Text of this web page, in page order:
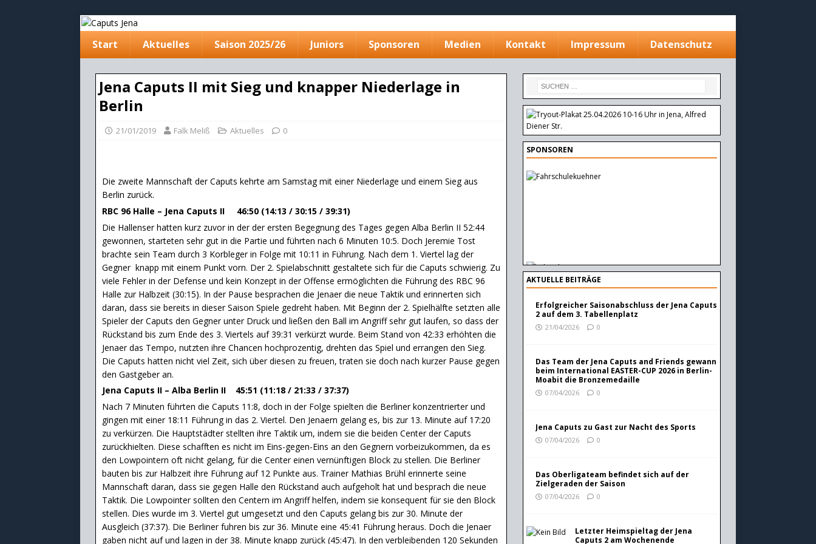
Start Aktuelles Saison 2025/26 Juniors Sponsoren Medien Kontakt Impressum Datenschutz
Jena Caputs II mit Sieg und knapper Niederlage in
Berlin
21/01/2019 Falk Meliß Aktuelles 0
Die zweite Mannschaft der Caputs kehrte am Samstag mit einer Niederlage und einem Sieg aus
Berlin zurück.
RBC 96 Halle – Jena Caputs II 46:50 (14:13 / 30:15 / 39:31)
Die Hallenser hatten kurz zuvor in der der ersten Begegnung des Tages gegen Alba Berlin II 52:44
gewonnen, starteten sehr gut in die Partie und führten nach 6 Minuten 10:5. Doch Jeremie Tost
brachte sein Team durch 3 Korbleger in Folge mit 10:11 in Führung. Nach dem 1. Viertel lag der
Gegner knapp mit einem Punkt vorn. Der 2. Spielabschnitt gestaltete sich für die Caputs schwierig. Zu
viele Fehler in der Defense und kein Konzept in der Offense ermöglichten die Führung des RBC 96
Halle zur Halbzeit (30:15). In der Pause besprachen die Jenaer die neue Taktik und erinnerten sich
daran, dass sie bereits in dieser Saison Spiele gedreht haben. Mit Beginn der 2. Spielhälfte setzten alle
Spieler der Caputs den Gegner unter Druck und ließen den Ball im Angriff sehr gut laufen, so dass der
Rückstand bis zum Ende des 3. Viertels auf 39:31 verkürzt wurde. Beim Stand von 42:33 erhöhten die
Jenaer das Tempo, nutzten ihre Chancen hochprozentig, drehten das Spiel und errangen den Sieg.
Die Caputs hatten nicht viel Zeit, sich über diesen zu freuen, traten sie doch nach kurzer Pause gegen
den Gastgeber an.
Jena Caputs II – Alba Berlin II 45:51 (11:18 / 21:33 / 37:37)
Nach 7 Minuten führten die Caputs 11:8, doch in der Folge spielten die Berliner konzentrierter und
gingen mit einer 18:11 Führung in das 2. Viertel. Den Jenaern gelang es, bis zur 13. Minute auf 17:20
zu verkürzen. Die Hauptstädter stellten ihre Taktik um, indem sie die beiden Center der Caputs
zurückhielten. Diese schafften es nicht im Eins-gegen-Eins an den Gegnern vorbeizukommen, da es
den Lowpointern oft nicht gelang, für die Center einen vernünftigen Block zu stellen. Die Berliner
bauten bis zur Halbzeit ihre Führung auf 12 Punkte aus. Trainer Mathias Brühl erinnerte seine
Mannschaft daran, dass sie gegen Halle den Rückstand auch aufgeholt hat und besprach die neue
Taktik. Die Lowpointer sollten den Centern im Angriff helfen, indem sie konsequent für sie den Block
stellen. Dies wurde im 3. Viertel gut umgesetzt und den Caputs gelang bis zur 30. Minute der
Ausgleich (37:37). Die Berliner fuhren bis zur 36. Minute eine 45:41 Führung heraus. Doch die Jenaer
gaben nicht auf und lagen in der 38. Minute knapp zurück (45:47). In den verbleibenden 120 Sekunden
SPONSOREN
AKTUELLE BEITRÄGE
Erfolgreicher Saisonabschluss der Jena Caputs
2 auf dem 3. Tabellenplatz
21/04/2026 0
Das Team der Jena Caputs and Friends gewann
beim International EASTER-CUP 2026 in Berlin-
Moabit die Bronzemedaille
07/04/2026 0
Jena Caputs zu Gast zur Nacht des Sports
07/04/2026 0
Das Oberligateam befindet sich auf der
Zielgeraden der Saison
07/04/2026 0
Letzter Heimspieltag der Jena
Caputs 2 am Wochenende